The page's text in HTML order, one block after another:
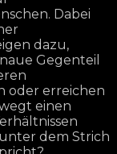
Dabei
dazu,
Gegenteil
oder erreichen
einen
dem Strich